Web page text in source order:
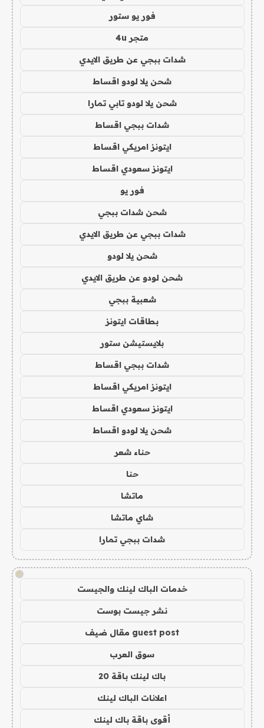
فور يو ستور
متجر 4u
شدات ببجي عن طريق الايدي
شحن يلا لودو اقساط
شحن يلا لودو تابي تمارا
شدات ببجي اقساط
ايتونز امريكي اقساط
ايتونز سعودي اقساط
فور يو
شحن شدات ببجي
شدات ببجي عن طريق الايدي
شحن يلا لودو
شحن لودو عن طريق الايدي
شعبية ببجي
بطاقات ايتونز
بلايستيشن ستور
شدات ببجي اقساط
ايتونز امريكي اقساط
ايتونز سعودي اقساط
شحن يلا لودو اقساط
حناء شعر
حنا
ماتشا
شاي ماتشا
شدات ببجي تمارا
!
خدمات الباك لينك والجيست
نشر جيست بوست
guest post مقال ضيف
سوق العرب
باك لينك باقة 20
اعلانات الباك لينك
أقوى باقة باك لينك